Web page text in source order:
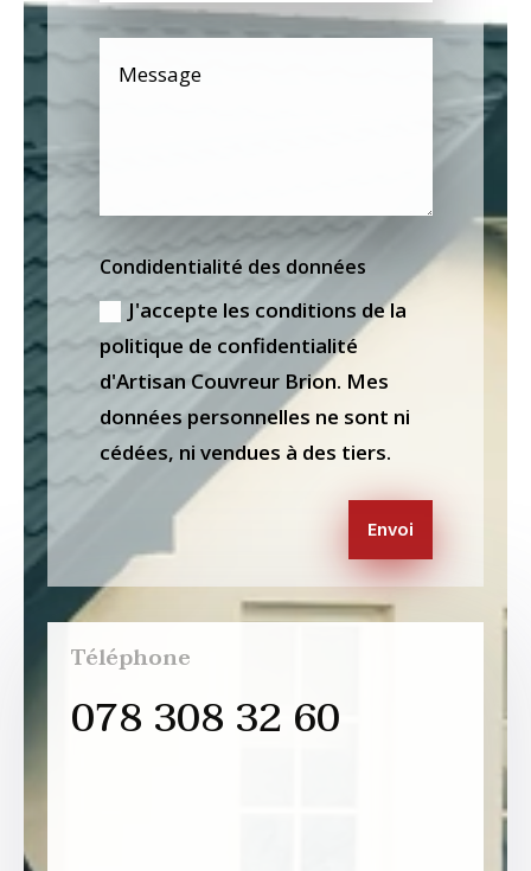
Condidentialité des données
J'accepte les conditions de la
politique de confidentialité
d'Artisan Couvreur Brion. Mes
données personnelles ne sont ni
cédées, ni vendues à des tiers.
Envoi
Téléphone
078 308 32 60